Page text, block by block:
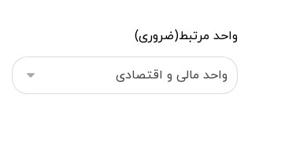
واحد مرتبط(ضروری)